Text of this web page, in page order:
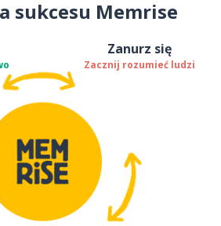
sukcesu Memrise
Zanurz się
Zacznij rozumieć ludzi